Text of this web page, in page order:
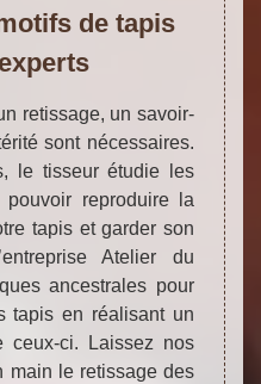
de tapis
retissage, un savoir-
sont nécessaires.
le tisseur étudie les
reproduire la
tapis et garder son
Atelier du
ancestrales pour
tapis en réalisant un
ceux-ci. Laissez nos
main le retissage des